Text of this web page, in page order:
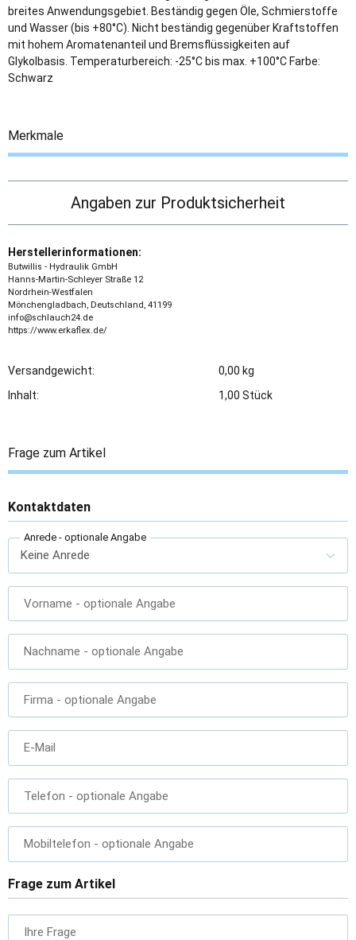
breites Anwendungsgebiet. Beständig gegen Öle, Schmierstoffe
und Wasser (bis +80°C). Nicht beständig gegenüber Kraftstoffen
mit hohem Aromatenanteil und Bremsflüssigkeiten auf
Glykolbasis. Temperaturbereich: -25°C bis max. +100°C Farbe:
Schwarz
Merkmale
Angaben zur Produktsicherheit
Herstellerinformationen:
Butwillis - Hydraulik GmbH
Hanns-Martin-Schleyer Straße 12
Nordrhein-Westfalen
Mönchengladbach, Deutschland, 41199
info@schlauch24.de
https://www.erkaflex.de/
Versandgewicht:
0,00 kg
Inhalt:
1,00 Stück
Frage zum Artikel
Kontaktdaten
Anrede - optionale Angabe
Vorname - optionale Angabe
Nachname - optionale Angabe
Firma - optionale Angabe
E-Mail
Telefon - optionale Angabe
Mobiltelefon - optionale Angabe
Frage zum Artikel
Ihre Frage